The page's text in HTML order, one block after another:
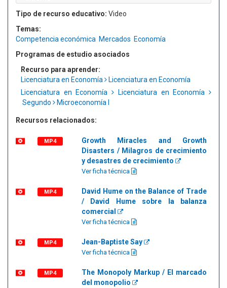
Tipo de recurso educativo: Video
Temas:
Competencia económica Mercados Economía
Programas de estudio asociados
Recurso para aprender:
Licenciatura en Economía
Licenciatura en Economía
Licenciatura en Economía
Licenciatura en Economía
Segundo
Microeconomía I
Recursos relacionados:
MP4
Growth Miracles and Growth
Disasters / Milagros de crecimiento
y desastres de crecimiento
Ver ficha técnica
MP4
David Hume on the Balance of Trade
/ David Hume sobre la balanza
comercial
Ver ficha técnica
MP4 Jean-Baptiste Say
Ver ficha técnica
MP4
The Monopoly Markup / El marcado
del monopolio